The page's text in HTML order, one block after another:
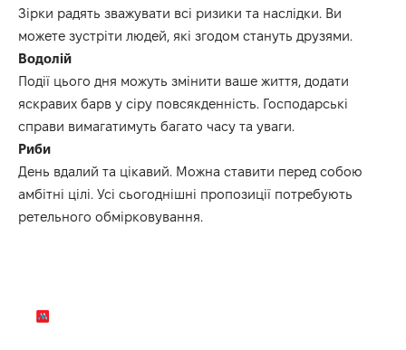
Зірки радять зважувати всі ризики та наслідки. Ви
можете зустріти людей, які згодом стануть друзями.
Водолій
Події цього дня можуть змінити ваше життя, додати
яскравих барв у сіру повсякденність. Господарські
справи вимагатимуть багато часу та уваги.
Риби
День вдалий та цікавий. Можна ставити перед собою
амбітні цілі. Усі сьогоднішні пропозиції потребують
ретельного обмірковування.